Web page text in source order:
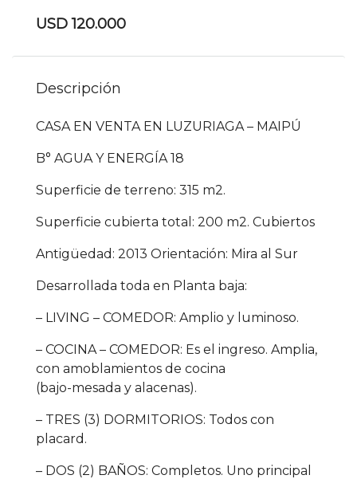
USD 120.000
Descripción
CASA EN VENTA EN LUZURIAGA – MAIPÚ
B° AGUA Y ENERGÍA 18
Superficie de terreno: 315 m2.
Superficie cubierta total: 200 m2. Cubiertos
Antigüedad: 2013 Orientación: Mira al Sur
Desarrollada toda en Planta baja:
– LIVING – COMEDOR: Amplio y luminoso.
– COCINA – COMEDOR: Es el ingreso. Amplia,
con amoblamientos de cocina
(bajo-mesada y alacenas).
– TRES (3) DORMITORIOS: Todos con
placard.
– DOS (2) BAÑOS: Completos. Uno principal